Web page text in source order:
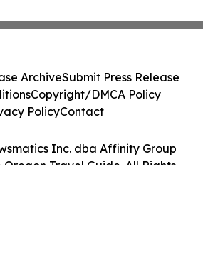
Inc. dba Affinity Group
Oregon Travel Guide. All Rights
ArchiveSubmit Press Release
Copyright/DMCA Policy
PolicyContact